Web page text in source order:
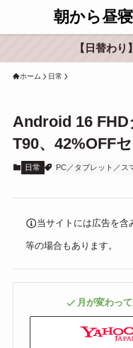
朝から昼寝
【日替わ
ホーム 日常
Android 16
T90、42%OFF
日常 PC／タブレット／ス
当サイトには広告を含
等の場合もあります。
月が変わっ